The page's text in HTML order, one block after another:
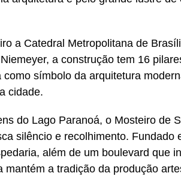
a Catedral Metropolitana de
a construção tem 16
símbolo da arquitetura
cidade.
do Lago Paranoá, o Mosteiro de
silêncio e recolhimento. Fundado
além de um boulevard que
mantém a tradição da produção